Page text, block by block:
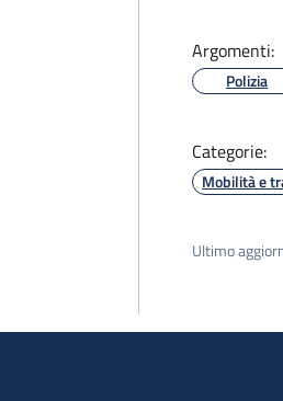
Argomenti:
Polizia
Categorie:
Mobilità e
Ultimo